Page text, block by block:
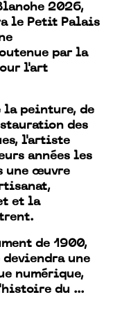
2026,
le Petit Palais
par la
l'art
la peinture, de
des
l'artiste
années les
une œuvre
et la
de 1900,
une
numérique,
du ...